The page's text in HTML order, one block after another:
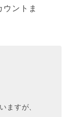
ントま
ますが、